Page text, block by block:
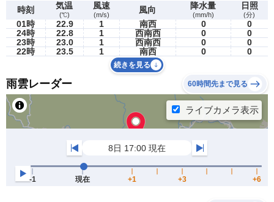
時刻 気温
(℃)
風速
(m/s) 風向 降水量
(mm/h)
日照
(分)
01時 22.9 1 南西 0
0
24時
22.8 1 西南西 0
0
23時
23.0 1 西南西 0
0
22時
23.5 1 南西 0 0
続きを見る
雨雲レーダー 60時間先まで見る